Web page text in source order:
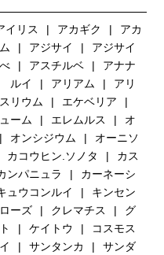
イリス アカギク
アカ
アジサイ
アジサイ
アスチルベ
アナナ
ルイ アリアム
アリ
リウム
エケベリア
ーム エレムルス
オ
オンシジウム
オーニソ
カコウヒン.ソノタ
カス
ンパニュラ
カーネーシ
ュウコンルイ
キンセン
ーズ クレマチス
グ
ケイトウ
コスモス
サンタンカ
サンダ